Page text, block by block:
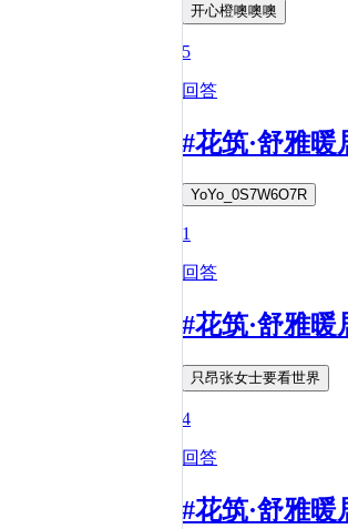
开心橙噢噢噢
5
回答
#花筑·舒雅
YoYo_0S7W6O7R
1
回答
#花筑·舒雅
只昂张女士要看世界
4
回答
#花筑·舒雅暖